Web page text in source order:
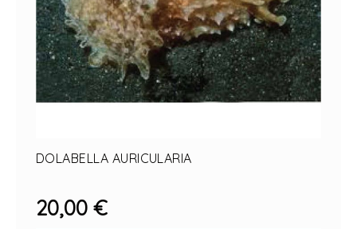
DOLABELLA AURICULARIA
20,00 €